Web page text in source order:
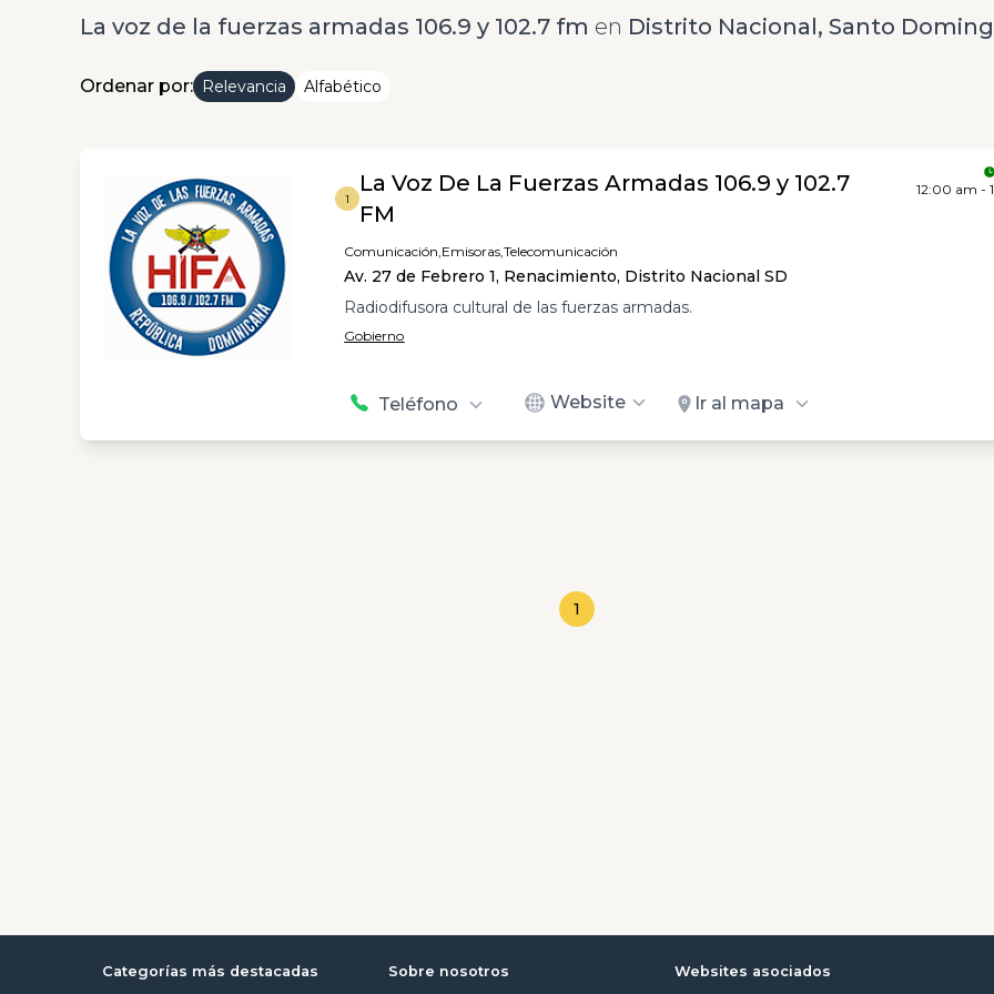
La voz de la fuerzas armadas 106.9 y 102.7 fm en Distrito Nacional, Santo
Ordenar por: Relevancia Alfabético
1
La Voz De La Fuerzas Armadas 106.9 y 102.7
FM
Comunicación,Emisoras,Telecomunicación
Av. 27 de Febrero 1, Renacimiento, Distrito Nacional SD
Radiodifusora cultural de las fuerzas armadas.
Gobierno
Teléfono Website Ir al mapa
12:00 am -
1
Categorías más destacadas Sobre nosotros Websites asociados